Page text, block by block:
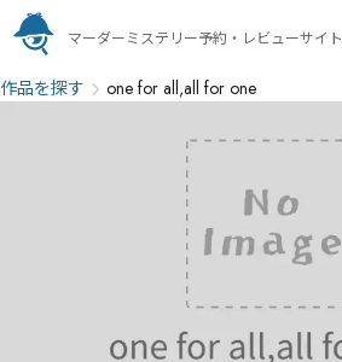
マーダーミステリー予約・レビューサイト
作品を探す one for all,all for one